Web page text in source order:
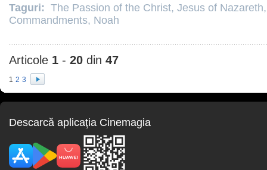
Taguri: The Passion of the Christ, Jesus of Nazareth
Commandments, Noah
Articole 1 - 20 din 47
1 2 3
Descarcă aplicaţia Cinemagia